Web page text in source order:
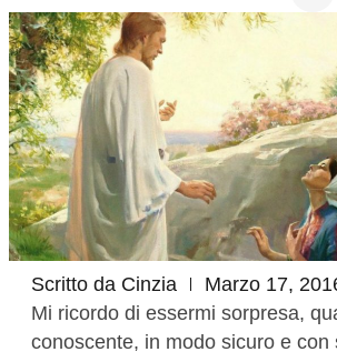
Scritto da Cinzia
Marzo 17,
Mi ricordo di essermi sorpresa,
conoscente, in modo sicuro e con